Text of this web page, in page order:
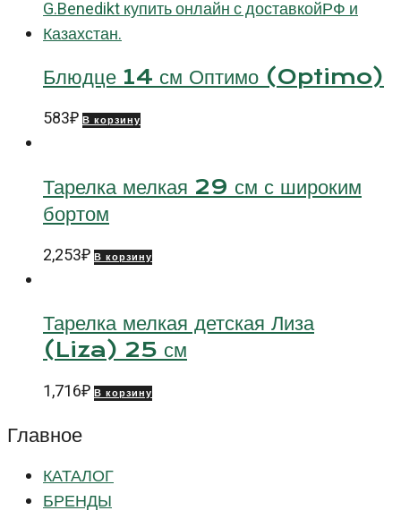
Блюдце 14 см Оптимо (Optimo)
583₽ В корзину
Тарелка мелкая 29 см с широким
бортом
2,253₽ В корзину
Тарелка мелкая детская Лиза
(Liza) 25 см
1,716₽ В корзину
Главное
КАТАЛОГ
БРЕНДЫ